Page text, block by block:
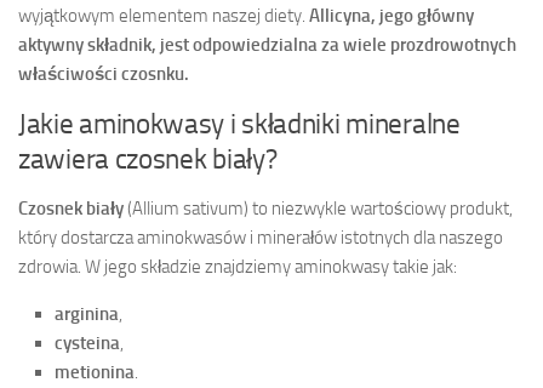
wyjątkowym elementem naszej diety. Allicyna, jego główny
aktywny składnik, jest odpowiedzialna za wiele prozdrowotnych
właściwości czosnku.
Jakie aminokwasy i składniki mineralne
zawiera czosnek biały?
Czosnek biały(Allium sativum) to niezwykle wartościowy produkt,
który dostarcza aminokwasów i minerałów istotnych dla naszego
zdrowia. W jego składzie znajdziemy aminokwasy takie jak:
arginina,
cysteina,
metionina.